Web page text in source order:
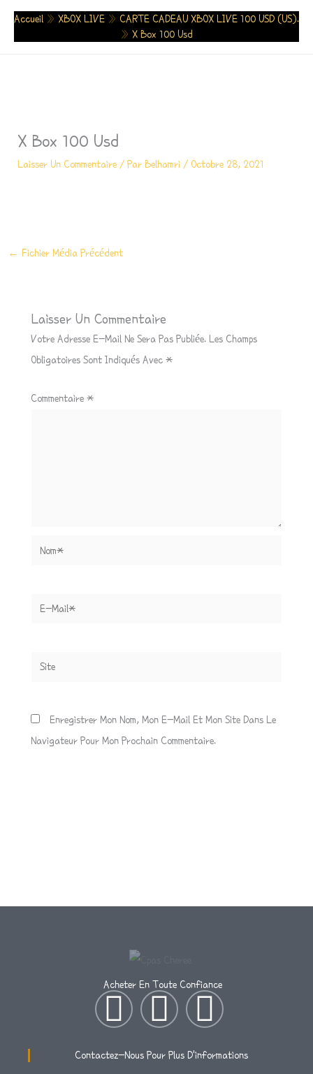
Aller
Accueil » XBOX LIVE » CARTE CADEAU XBOX LIVE 100 USD (US).
» X Box 100 Usd
X Box 100 Usd
Laisser Un Commentaire / Par Belhamri / Octobre 28, 2021
← Fichier Média Précédent
Laisser Un Commentaire
Votre Adresse E-Mail Ne Sera Pas Publiée. Les Champs
Obligatoires Sont Indiqués Avec *
Commentaire *
Nom*
E-
Site
Enregistrer Mon Nom, Mon E-Mail Et Mon Site Dans Le
Navigateur Pour Mon Prochain Commentaire.
Acheter En Toute Confiance
I
N
T
W
F
A
Contactez-Nous Pour Plus D'informations